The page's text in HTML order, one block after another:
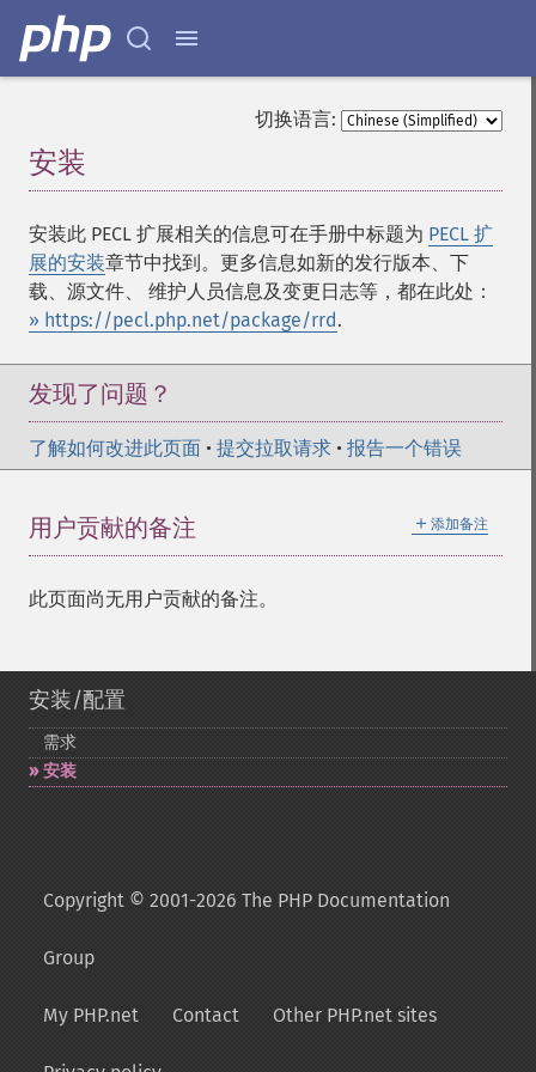
切换语言:
安装
安装此 PECL 扩展相关的信息可在手册中标题为 PECL 扩
展的安装章节中找到。更多信息如新的发行版本、下
载、源文件、 维护人员信息及变更日志等，都在此处：
» https://pecl.php.net/package/rrd.
发现了问题？
了解如何改进此页面 • 提交拉取请求 • 报告一个错误
＋ 添加备注
用户贡献的备注
此页面尚无用户贡献的备注。
安装/配置
需求
安装
Copyright © 2001-2026 The PHP Documentation
Group
My PHP.net Contact Other PHP.net sites